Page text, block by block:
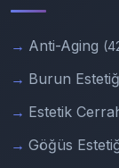
Anti-Aging
Burun
Estetik
Göğüs